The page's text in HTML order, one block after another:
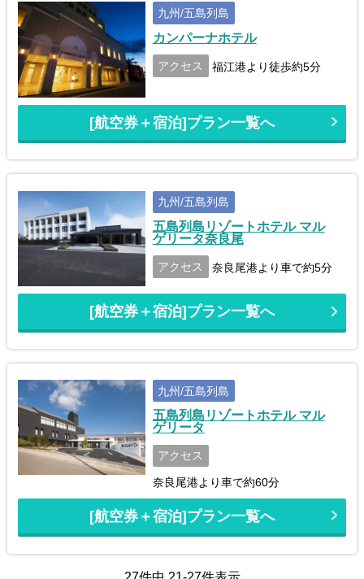
九州/五島列島
カンパーナホテル
アクセス 福江港より徒歩約5分
[航空券＋宿泊]プラン一覧へ
九州/五島列島
五島列島リゾートホテル マル
ゲリータ奈良尾
アクセス 奈良尾港より車で約5分
[航空券＋宿泊]プラン一覧へ
九州/五島列島
五島列島リゾートホテル マル
ゲリータ
アクセス
奈良尾港より車で約60分
[航空券＋宿泊]プラン一覧へ